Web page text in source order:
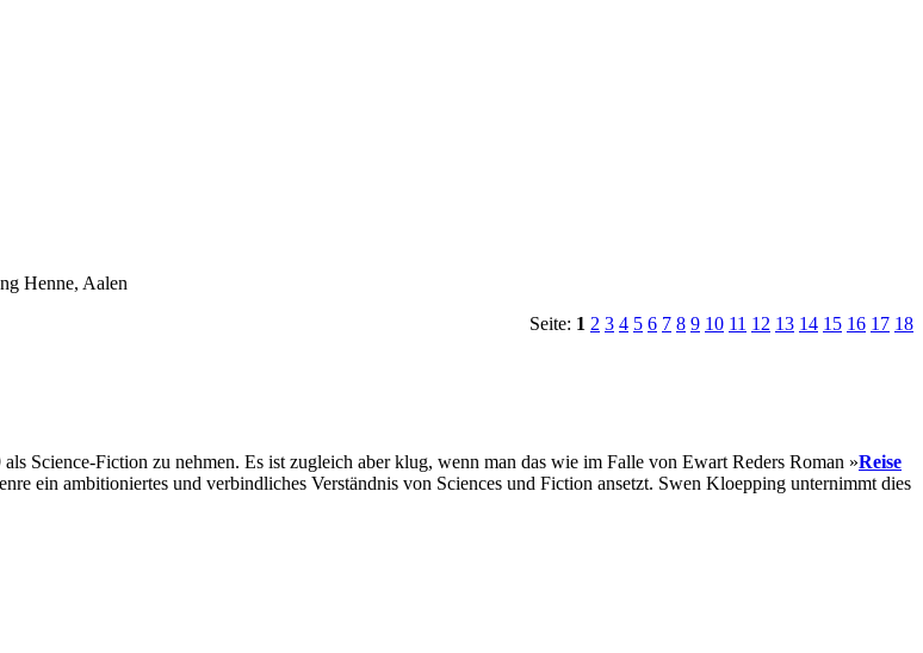
Henne, Aalen
Seite: 1 2 3 4 5 6 7 8 9 10 11 12 13 14 15 16 17 18
Science-Fiction zu nehmen. Es ist zugleich aber klug, wenn man das wie im Falle von Ewart Reders Roman »Reise
ein ambitioniertes und verbindliches Verständnis von Sciences und Fiction ansetzt. Swen Kloepping unternimmt dies